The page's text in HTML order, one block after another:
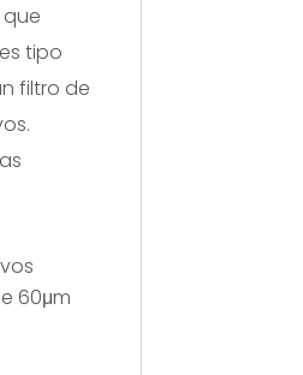
tipo
filtro de
60μm